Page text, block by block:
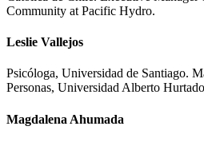
Community at Pacific Hydro.
Leslie Vallejos
Psicóloga, Universidad de Santiago.
Personas, Universidad Alberto
Magdalena Ahumada